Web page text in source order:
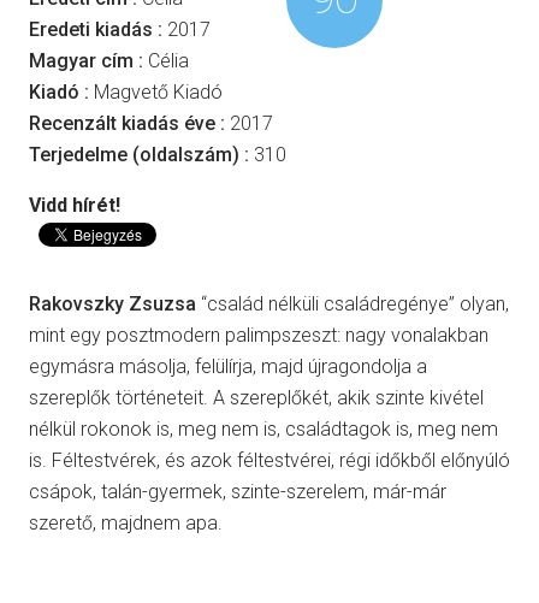
Eredeti kiadás : 2017
Magyar cím : Célia
Kiadó : Magvető Kiadó
Recenzált kiadás éve : 2017
Terjedelme (oldalszám) : 310
Vidd hírét!
Rakovszky Zsuzsa “család nélküli családregénye” olyan,
mint egy posztmodern palimpszeszt: nagy vonalakban
egymásra másolja, felülírja, majd újragondolja a
szereplők történeteit. A szereplőkét, akik szinte kivétel
nélkül rokonok is, meg nem is, családtagok is, meg nem
is. Féltestvérek, és azok féltestvérei, régi időkből előnyúló
csápok, talán-gyermek, szinte-szerelem, már-már
szerető, majdnem apa.